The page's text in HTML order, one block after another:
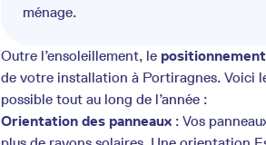
ménage.
Outre l’ensoleillement, le
de votre installation à Portiragnes. Voici
possible tout au long de l’année :
Orientation des panneaux : Vos